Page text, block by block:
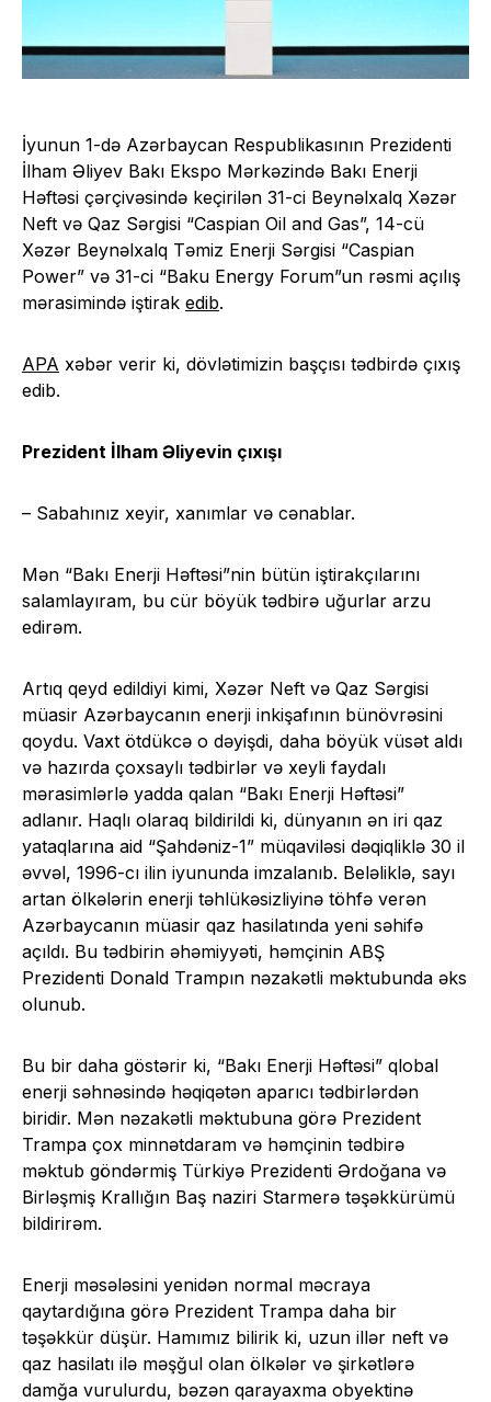
İyunun 1-də Azərbaycan Respublikasının Prezidenti
İlham Əliyev Bakı Ekspo Mərkəzində Bakı Enerji
Həftəsi çərçivəsində keçirilən 31-ci Beynəlxalq Xəzər
Neft və Qaz Sərgisi “Caspian Oil and Gas”, 14-cü
Xəzər Beynəlxalq Təmiz Enerji Sərgisi “Caspian
Power” və 31-ci “Baku Energy Forum”un rəsmi açılış
mərasimində iştirak edib.
APA xəbər verir ki, dövlətimizin başçısı tədbirdə çıxış
edib.
Prezident İlham Əliyevin çıxışı
– Sabahınız xeyir, xanımlar və cənablar.
Mən “Bakı Enerji Həftəsi”nin bütün iştirakçılarını
salamlayıram, bu cür böyük tədbirə uğurlar arzu
edirəm.
Artıq qeyd edildiyi kimi, Xəzər Neft və Qaz Sərgisi
müasir Azərbaycanın enerji inkişafının bünövrəsini
qoydu. Vaxt ötdükcə o dəyişdi, daha böyük vüsət aldı
və hazırda çoxsaylı tədbirlər və xeyli faydalı
mərasimlərlə yadda qalan “Bakı Enerji Həftəsi”
adlanır. Haqlı olaraq bildirildi ki, dünyanın ən iri qaz
yataqlarına aid “Şahdəniz-1” müqaviləsi dəqiqliklə 30 il
əvvəl, 1996-cı ilin iyununda imzalanıb. Beləliklə, sayı
artan ölkələrin enerji təhlükəsizliyinə töhfə verən
Azərbaycanın müasir qaz hasilatında yeni səhifə
açıldı. Bu tədbirin əhəmiyyəti, həmçinin ABŞ
Prezidenti Donald Trampın nəzakətli məktubunda əks
olunub.
Bu bir daha göstərir ki, “Bakı Enerji Həftəsi” qlobal
enerji səhnəsində həqiqətən aparıcı tədbirlərdən
biridir. Mən nəzakətli məktubuna görə Prezident
Trampa çox minnətdaram və həmçinin tədbirə
məktub göndərmiş Türkiyə Prezidenti Ərdoğana və
Birləşmiş Krallığın Baş naziri Starmerə təşəkkürümü
bildirirəm.
Enerji məsələsini yenidən normal məcraya
qaytardığına görə Prezident Trampa daha bir
təşəkkür düşür. Hamımız bilirik ki, uzun illər neft və
qaz hasilatı ilə məşğul olan ölkələr və şirkətlərə
damğa vurulurdu, bəzən qarayaxma obyektinə